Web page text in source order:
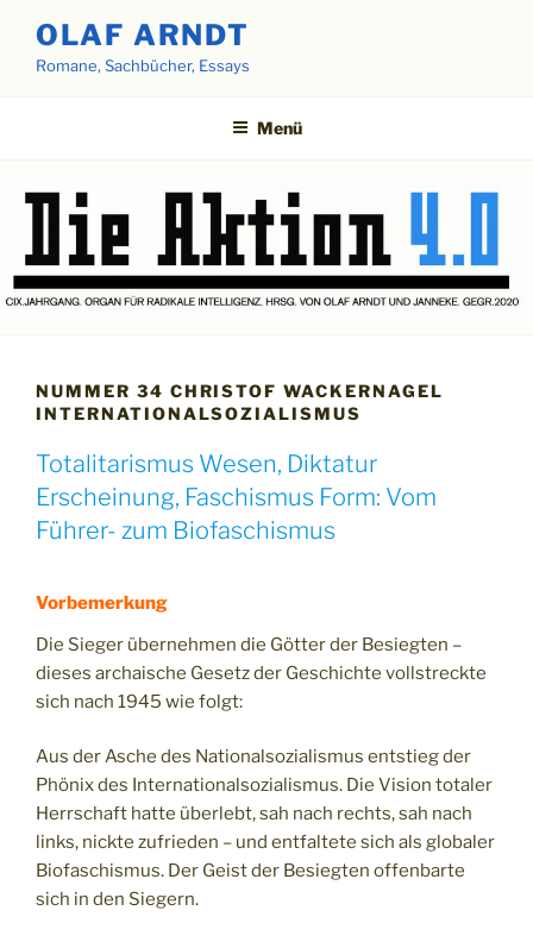
Inhalt
springen
OLAF ARNDT
Romane, Sachbücher, Essays
Menü
NUMMER 34 CHRISTOF WACKERNAGEL
INTERNATIONALSOZIALISMUS
Totalitarismus Wesen, Diktatur
Erscheinung, Faschismus Form: Vom
Führer- zum Biofaschismus
Vorbemerkung
Die Sieger übernehmen die Götter der Besiegten –
dieses archaische Gesetz der Geschichte vollstreckte
sich nach 1945 wie folgt:
Aus der Asche des Nationalsozialismus entstieg der
Phönix des Internationalsozialismus. Die Vision totaler
Herrschaft hatte überlebt, sah nach rechts, sah nach
links, nickte zufrieden – und entfaltete sich als globaler
Biofaschismus. Der Geist der Besiegten offenbarte
sich in den Siegern.